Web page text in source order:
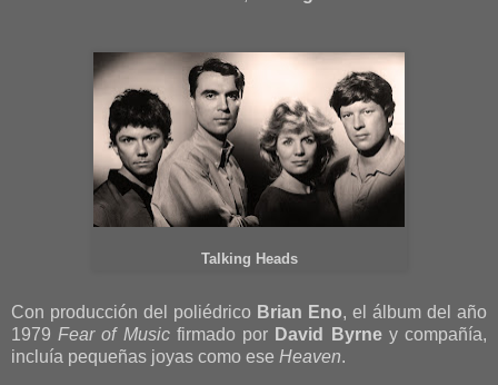
Talking Heads
Con producción del poliédrico Brian Eno, el álbum del año
1979Fear of Musicfirmado por David Byrney compañía,
incluía pequeñas joyas como ese Heaven.